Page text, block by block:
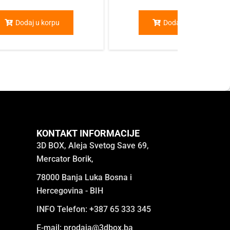
Dodaj u korpu Dodaj u korpu
KONTAKT INFORMACIJE
3D BOX, Aleja Svetog Save 69,
Mercator Borik,
78000 Banja Luka Bosna i
Hercegovina - BIH
INFO Telefon: +387 65 333 345
E-mail: prodaja@3dbox.ba